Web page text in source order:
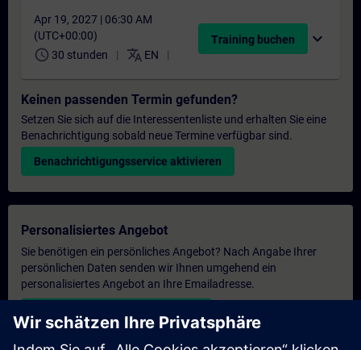
Apr 19, 2027 | 06:30 AM
(UTC+00:00)
schedule 30 stunden translate EN
Training buchen expand_more
Keinen passenden Termin gefunden?
Setzen Sie sich auf die Interessentenliste und erhalten Sie eine
Benachrichtigung sobald neue Termine verfügbar sind.
Benachrichtigungsservice aktivieren
Personalisiertes Angebot
Sie benötigen ein persönliches Angebot? Nach Angabe Ihrer
persönlichen Daten senden wir Ihnen umgehend ein
personalisiertes Angebot an Ihre Emailadresse.
Persönliches Angebot zusenden